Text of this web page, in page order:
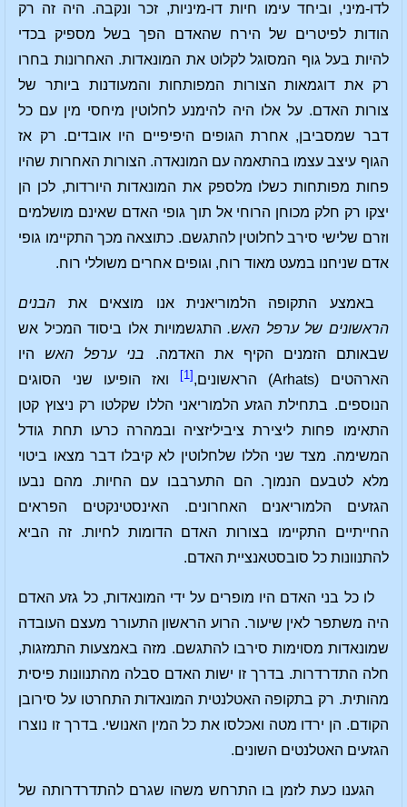
לדו-מיני, וביחד עימו חיות דו-מיניות, זכר ונקבה. היה זה רק
הודות לפיטרים של הירח שהאדם הפך בשל מספיק בכדי
להיות בעל גוף המסוגל לקלוט את המונאדות. האחרונות בחרו
רק את דוגמאות הצורות המפותחות והמעודנות ביותר של
צורות האדם. על אלו היה להימנע לחלוטין מיחסי מין עם כל
דבר שמסביבן, אחרת הגופים היפיפיים היו אובדים. רק אז
הגוף עיצב עצמו בהתאמה עם המונאדה. הצורות האחרות שהיו
פחות מפותחות כשלו מלספק את המונאדות היורדות, לכן הן
יצקו רק חלק מכוחן הרוחי אל תוך גופי האדם שאינם מושלמים
וזרם שלישי סירב לחלוטין להתגשם. כתוצאה מכך התקיימו גופי
אדם שניחנו במעט מאוד רוח, וגופים אחרים משוללי רוח.
באמצע התקופה הלמוריאנית אנו מוצאים את הבנים
הראשונים של ערפל האש. התגשמויות אלו ביסוד המכיל אש
שבאותם הזמנים הקיף את האדמה. בני ערפל האש היו
הארהטים (Arhats) הראשונים,
[1]
ואז הופיעו שני הסוגים
הנוספים. בתחילת הגזע הלמוריאני הללו שקלטו רק ניצוץ קטן
התאימו פחות ליצירת ציביליזציה ובמהרה כרעו תחת גודל
המשימה. מצד שני הללו שלחלוטין לא קיבלו דבר מצאו ביטוי
מלא לטבעם הנמוך. הם התערבבו עם החיות. מהם נבעו
הגזעים הלמוריאנים האחרונים. האינסטינקטים הפראים
החייתיים התקיימו בצורות האדם הדומות לחיות. זה הביא
להתנוונות כל סובסטאנציית האדם.
לו כל בני האדם היו מופרים על ידי המונאדות, כל גזע האדם
היה משתפר לאין שיעור. הרוע הראשון התעורר מעצם העובדה
שמונאדות מסוימות סירבו להתגשם. מזה באמצעות התמזגות,
חלה התדרדרות. בדרך זו ישות האדם סבלה מהתנוונות פיסית
מהותית. רק בתקופה האטלנטית המונאדות התחרטו על סירובן
הקודם. הן ירדו מטה ואכלסו את כל המין האנושי. בדרך זו נוצרו
הגזעים האטלנטים השונים.
הגענו כעת לזמן בו התרחש משהו שגרם להתדרדרותה של